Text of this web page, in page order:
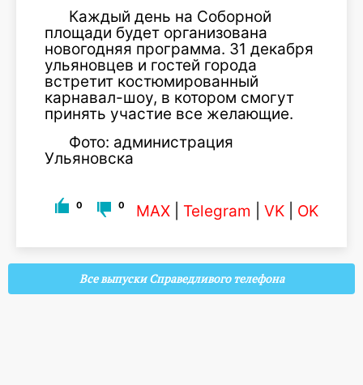
Каждый день на Соборной
площади будет организована
новогодняя программа. 31 декабря
ульяновцев и гостей города
встретит костюмированный
карнавал-шоу, в котором смогут
принять участие все желающие.
Фото: администрация
Ульяновска
0 0 MAX Telegram VK OK
Все выпуски Справедливого телефона